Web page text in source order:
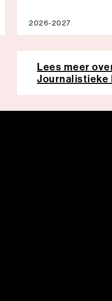
2026-2027
Lees meer
Journalistieke